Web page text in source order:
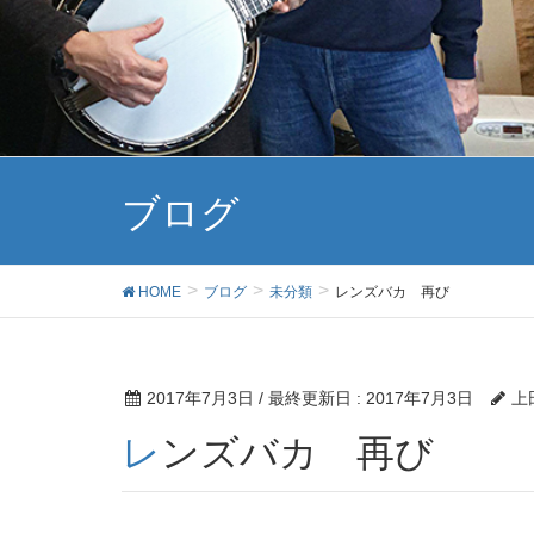
ブログ
HOME ブログ 未分類 レンズバカ 再び
2017年7月3日 / 最終更新日 : 2017年7月3日
レンズバカ 再び